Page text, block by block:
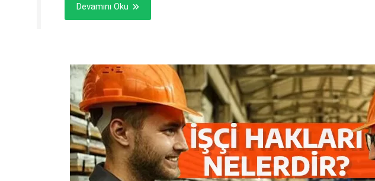
Devamını Oku